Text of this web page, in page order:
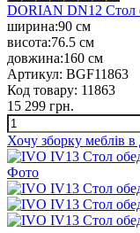
DORIAN DN12
ширина:90 см
висота:76.5 см
довжина:160 см
Артикул: BGF11863
Код товару: 11863
15 299 грн.
Хочу зборку меблів